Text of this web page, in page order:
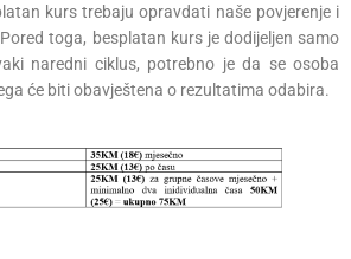
kurs trebaju opravdati naše povjerenje i
toga, besplatan kurs je dodijeljen samo
naredni ciklus, potrebno je da se osoba
će biti obavještena o rezultatima odabira.